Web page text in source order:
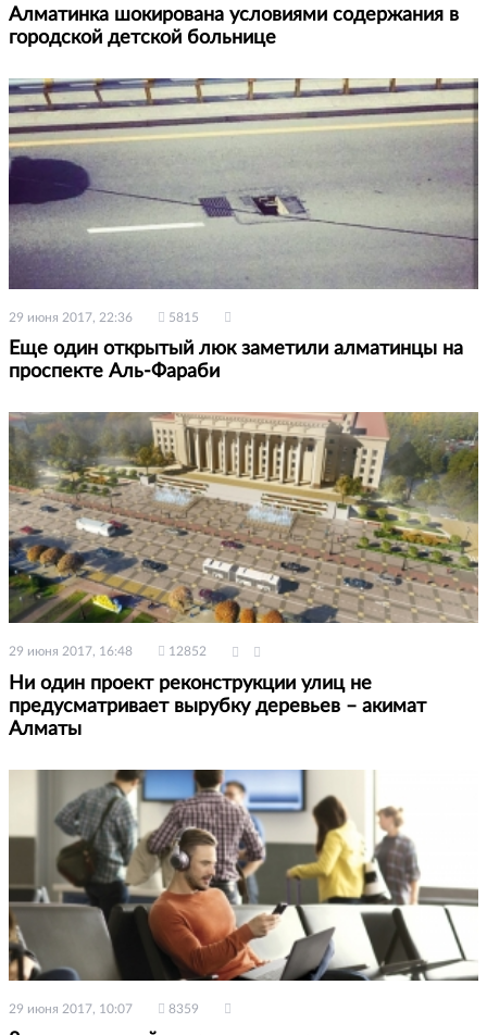
Алматинка шокирована условиями содержания в
городской детской больнице
29 июня 2017, 22:36 5815
Еще один открытый люк заметили алматинцы на
проспекте Аль-Фараби
29 июня 2017, 16:48 12852
Ни один проект реконструкции улиц не
предусматривает вырубку деревьев – акимат
Алматы
29 июня 2017, 10:07 8359